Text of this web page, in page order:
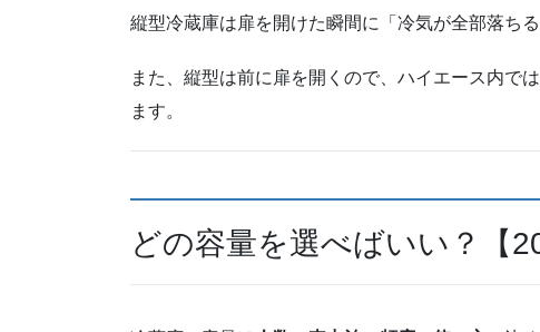
縦型冷蔵庫は扉を開けた瞬間に「冷気が全部落ちる
また、縦型は前に扉を開くので、ハイエース内で
ます。
どの容量を選べばいい？【